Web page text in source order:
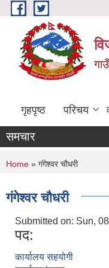
Skip to main content
गृहपृष्ठ परिचय
समचार
You are here
Home » गंगेश्वर चौधरी
गंगेश्वर चौधरी
Submitted on: Sun,
पद:
कार्यालय सहयोगी